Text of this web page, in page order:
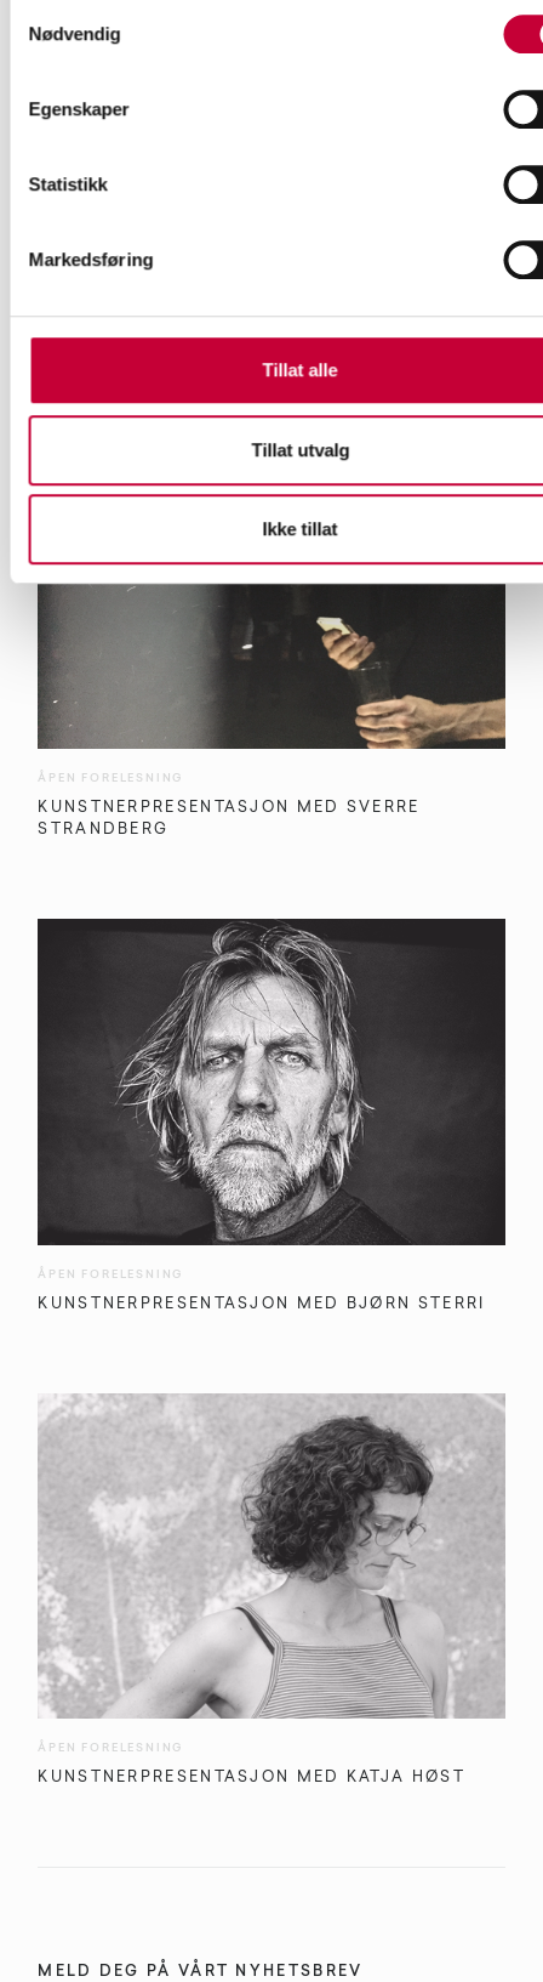
Nødvendig
Egenskaper
Statistikk
Markedsføring
Tillat alle
Tillat utvalg
Ikke tillat
ÅPEN FORELESNING
KUNSTNERPRESENTASJON MED SVERRE
STRANDBERG
ÅPEN FORELESNING
KUNSTNERPRESENTASJON MED BJØRN STERRI
ÅPEN FORELESNING
KUNSTNERPRESENTASJON MED KATJA HØST
MELD DEG PÅ VÅRT NYHETSBREV